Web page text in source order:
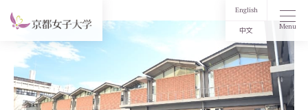
English
中文 Menu